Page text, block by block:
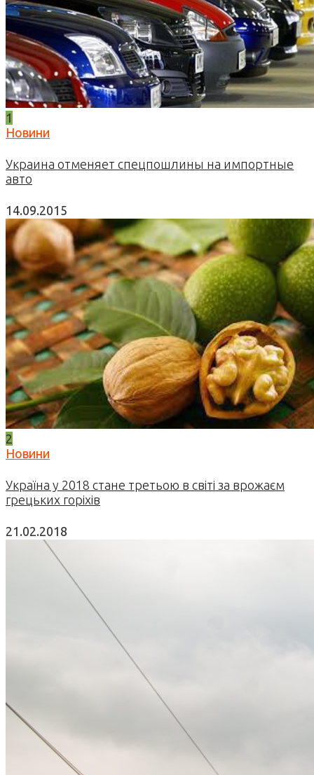
1
Новини
Украина отменяет спецпошлины на импортные
авто
14.09.2015
2
Новини
Україна у 2018 стане третьою в світі за врожаєм
грецьких горіхів
21.02.2018